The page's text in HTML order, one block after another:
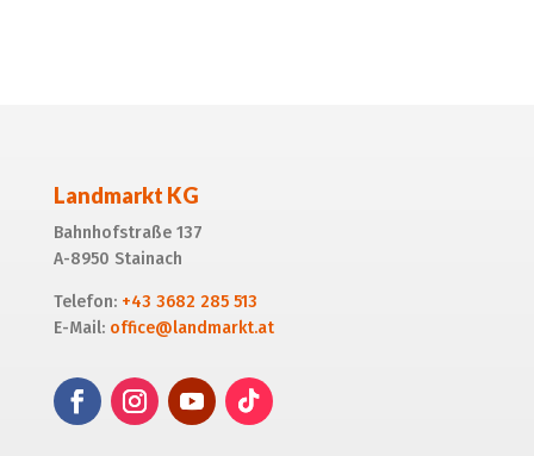
Landmarkt KG
Bahnhofstraße 137
A-8950 Stainach
Telefon: +43 3682 285 513
E-Mail: office@landmarkt.at